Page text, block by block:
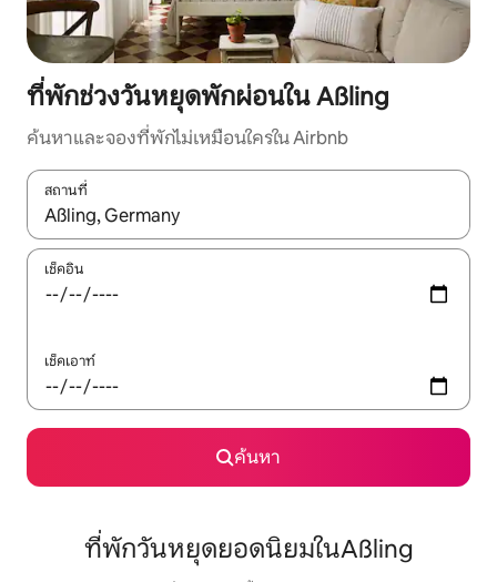
ที่พักช่วงวันหยุดพักผ่อนใน Aßling
ค้นหาและจองที่พักไม่เหมือนใครใน Airbnb
สถานที่
ใช้ลูกศรขึ้นลง หรือใช้การสัมผัสหรือปัด เพื่อสำรวจผลการค้นหา
เช็คอิน
เช็คเอาท์
ค้นหา
ที่พักวันหยุดยอดนิยมในAßling